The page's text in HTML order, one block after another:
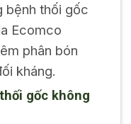
bệnh thối gốc
Ecomco
phân bón
kháng.
gốc không